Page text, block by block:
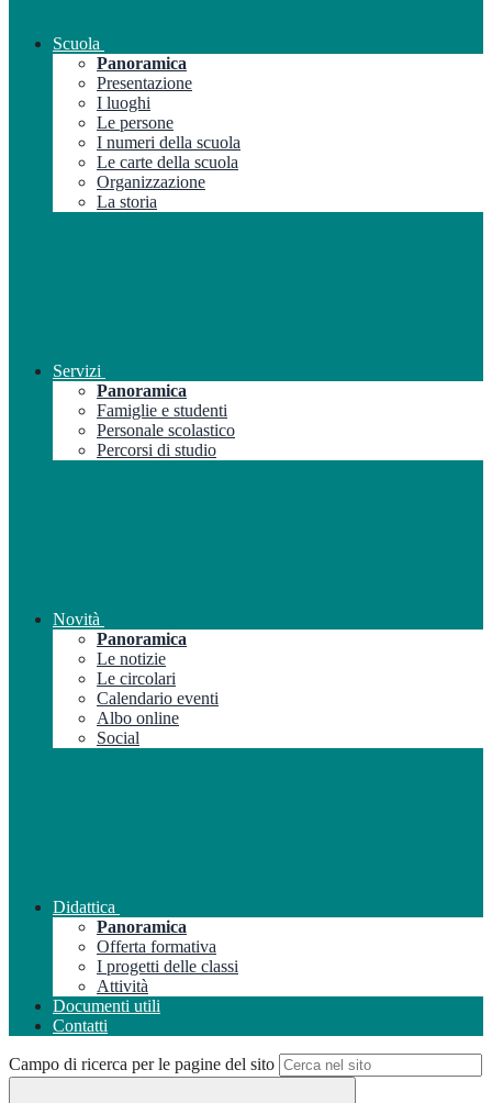
Scuola
Panoramica
Presentazione
I luoghi
Le persone
I numeri della scuola
Le carte della scuola
Organizzazione
La storia
Servizi
Panoramica
Famiglie e studenti
Personale scolastico
Percorsi di studio
Novità
Panoramica
Le notizie
Le circolari
Calendario eventi
Albo online
Social
Didattica
Panoramica
Offerta formativa
I progetti delle classi
Attività
Documenti utili
Contatti
Campo di ricerca per le pagine del sito